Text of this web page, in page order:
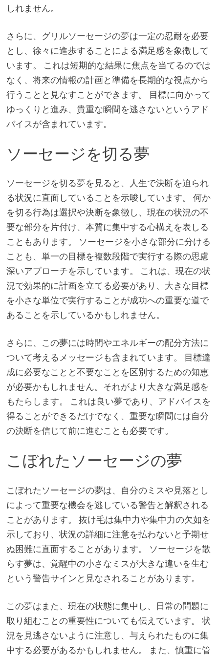
しれません。
さらに、グリルソーセージの夢は一定の忍耐を必要
とし、徐々に進歩することによる満足感を象徴して
います。 これは短期的な結果に焦点を当てるのでは
なく、将来の情報の計画と準備を長期的な視点から
行うことと見なすことができます。 目標に向かって
ゆっくりと進み、貴重な瞬間を逃さないというアド
バイスが含まれています。
ソーセージを切る夢
ソーセージを切る夢を見ると、人生で決断を迫られ
る状況に直面していることを示唆しています。 何か
を切る行為は選択や決断を象徴し、現在の状況の不
要な部分を片付け、本質に集中する心構えを表しる
こともあります。 ソーセージを小さな部分に分ける
ことも、単一の目標を複数段階で実行する際の思慮
深いアプローチを示しています。 これは、現在の状
況で効果的に計画を立てる必要があり、大きな目標
を小さな単位で実行することが成功への重要な道で
あることを示しているかもしれません。
さらに、この夢には時間やエネルギーの配分方法に
ついて考えるメッセージも含まれています。 目標達
成に必要なことと不要なことを区別するための知恵
が必要かもしれません。それがより大きな満足感を
もたらします。 これは良い夢であり、アドバイスを
得ることができるだけでなく、重要な瞬間には自分
の決断を信じて前に進むことも必要です。
こぼれたソーセージの夢
こぼれたソーセージの夢は、自分のミスや見落とし
によって重要な機会を逃している警告と解釈される
ことがあります。 抜け毛は集中力や集中力の欠如を
示しており、状況の詳細に注意を払わないと予期せ
ぬ困難に直面することがあります。 ソーセージを散
らす夢は、覚醒中の小さなミスが大きな違いを生む
という警告サインと見なされることがあります。
この夢はまた、現在の状態に集中し、日常の問題に
取り組むことの重要性についても伝えています。 状
況を見逃さないように注意し、与えられたものに集
中する必要があるかもしれません。 また、慎重に管